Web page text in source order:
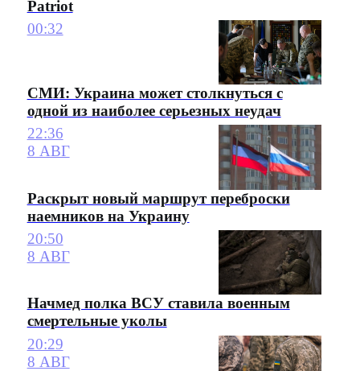
Patriot
00:32
СМИ: Украина может столкнуться с
одной из наиболее серьезных неудач
22:36
8 АВГ
Раскрыт новый маршрут переброски
наемников на Украину
20:50
8 АВГ
Начмед полка ВСУ ставила военным
смертельные уколы
20:29
8 АВГ